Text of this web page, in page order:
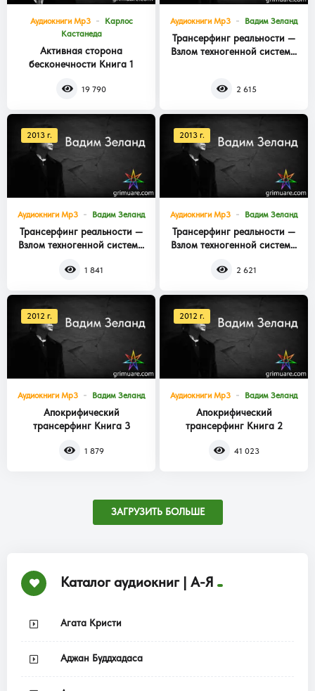
Аудиокниги Mp3
Карлос
Кастанеда
Активная сторона
бесконечности Книга 1
19 790
Аудиокниги Mp3 Вадим Зеланд
Трансерфинг реальности —
Взлом техногенной системы
2 615
2013 г.
Аудиокниги Mp3 Вадим Зеланд
Трансерфинг реальности —
Взлом техногенной системы
1 841
2013 г.
Аудиокниги Mp3 Вадим Зеланд
Трансерфинг реальности —
Взлом техногенной системы
2 621
2012 г.
Аудиокниги Mp3 Вадим Зеланд
Апокрифический
трансерфинг Книга 3
1 879
2012 г.
Аудиокниги Mp3 Вадим Зеланд
Апокрифический
трансерфинг Книга 2
41 023
ЗАГРУЗИТЬ БОЛЬШЕ
Каталог аудиокниг | А-Я
Агата Кристи
Аджан Буддхадаса